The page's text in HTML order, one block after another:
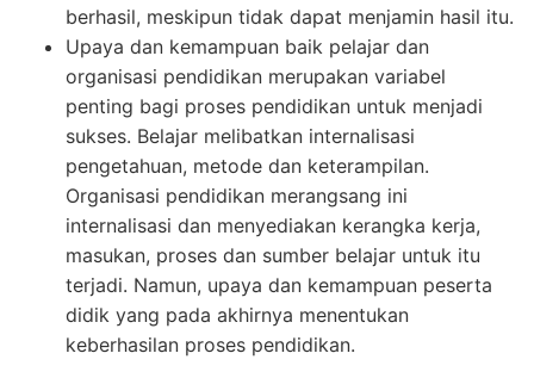
berhasil, meskipun tidak dapat menjamin hasil itu.
Upaya dan kemampuan baik pelajar dan
organisasi pendidikan merupakan variabel
penting bagi proses pendidikan untuk menjadi
sukses. Belajar melibatkan internalisasi
pengetahuan, metode dan keterampilan.
Organisasi pendidikan merangsang ini
internalisasi dan menyediakan kerangka kerja,
masukan, proses dan sumber belajar untuk itu
terjadi. Namun, upaya dan kemampuan peserta
didik yang pada akhirnya menentukan
keberhasilan proses pendidikan.